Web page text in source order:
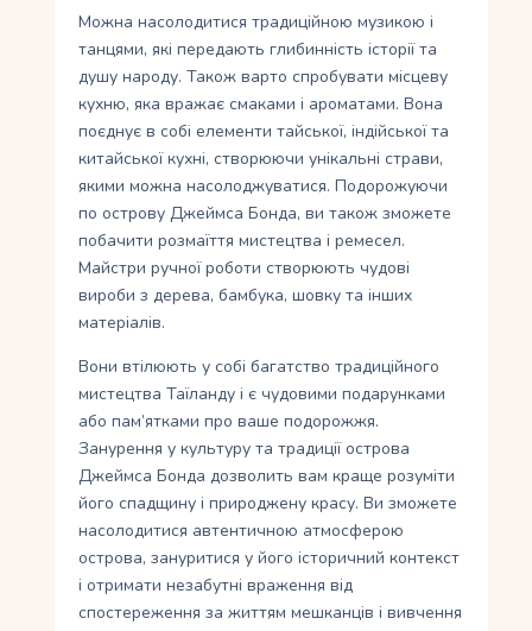
Можна насолодитися традиційною музикою і
танцями, які передають глибинність історії та
душу народу. Також варто спробувати місцеву
кухню, яка вражає смаками і ароматами. Вона
поєднує в собі елементи тайської, індійської та
китайської кухні, створюючи унікальні страви,
якими можна насолоджуватися. Подорожуючи
по острову Джеймса Бонда, ви також зможете
побачити розмаїття мистецтва і ремесел.
Майстри ручної роботи створюють чудові
вироби з дерева, бамбука, шовку та інших
матеріалів.
Вони втілюють у собі багатство традиційного
мистецтва Таїланду і є чудовими подарунками
або пам’ятками про ваше подорожжя.
Занурення у культуру та традиції острова
Джеймса Бонда дозволить вам краще розуміти
його спадщину і природжену красу. Ви зможете
насолодитися автентичною атмосферою
острова, зануритися у його історичний контекст
і отримати незабутні враження від
спостереження за життям мешканців і вивчення